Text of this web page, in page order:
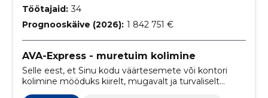
Töötajaid: 34
Prognooskäive (2026): 1 842 751 €
AVA-Express - muretuim kolimine
Selle eest, et Sinu kodu väärtesemete või kontori
kolimine mööduks kiirelt, mugavalt ja turvaliselt
hoolitsevad väljaõppinud kolimisspetsialistid.